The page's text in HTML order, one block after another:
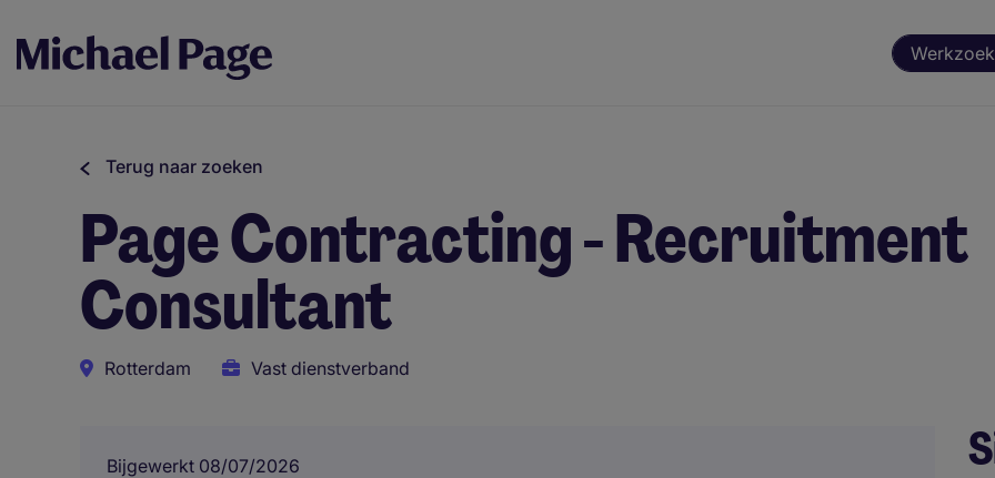
Terug naar zoeken
Page Contracting - Recruitment
Consultant
Rotterdam Vast dienstverband
Bijgewerkt 08/07/2026